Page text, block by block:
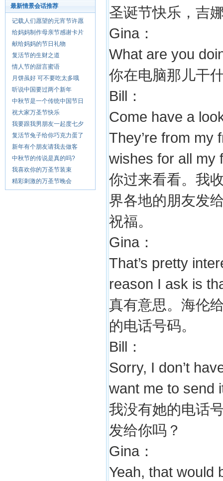
最新情景会话推荐
记载人们愿望的元宵节许愿
给妈妈制作母亲节感谢卡片
献给妈妈的节日礼物
复活节的生财之道
情人节的甜言蜜语
月饼虽好 可不要吃太多哦
听说中国要过两个新年
中秋节是一个传统中国节日
祝大家万圣节快乐
我要跟我男朋友一起度七夕
复活节兔子给你巧克力蛋了
新年有个朋友请我去做客
中秋节的传说是真的吗?
我喜欢你的万圣节装束
精彩刺激的万圣节晚会
圣诞节快乐，吉
Gina：
What are you
你在电脑那儿干
Bill：
Come have a
They’re from my
wishes for all my
你过来看看。我
界各地的朋友发
祝福。
Gina：
That’s pretty
reason I ask is
真有意思。海伦
的电话号码。
Bill：
Sorry, I don’t
want me to send
我没有她的电话
发给你吗？
Gina：
Yeah, that would